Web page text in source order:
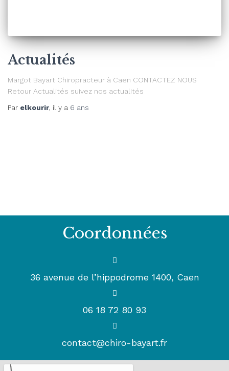
Actualités
Margot Bayart Chiropracteur à Caen CONTACTEZ NOUS
Retour Actualités suivez nos actualités
Par elkourir, il y a 6 ans
Coordonnées
36 avenue de l’hippodrome 1400, Caen
06 18 72 80 93
contact@chiro-bayart.fr